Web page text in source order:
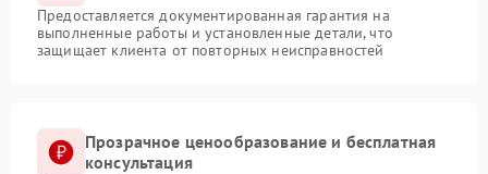
Предоставляется документированная гарантия на
выполненные работы и установленные детали, что
защищает клиента от повторных неисправностей
Прозрачное ценообразование и бесплатная
консультация